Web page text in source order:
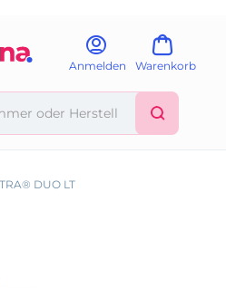
Anmelden Warenkorb
DUO LT